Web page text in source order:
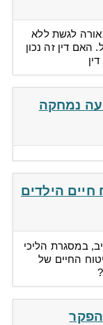
לגשת ללא
האם דין זה נכון
נמחקה
חיים הילדים
במסגרת הליכי
החיים של